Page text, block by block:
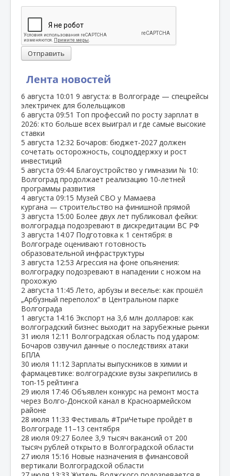
Лента новостей
6 августа 10:01 9 августа: в Волгограде — спецрейсы
электричек для болельщиков
6 августа 09:51 Топ профессий по росту зарплат в
2026: кто больше всех выиграл и где самые высокие
ставки
5 августа 12:32 Бочаров: бюджет‑2027 должен
сочетать осторожность, соцподдержку и рост
инвестиций
5 августа 09:44 Благоустройство у гимназии № 10:
Волгоград продолжает реализацию 10‑летней
программы развития
4 августа 09:15 Музей СВО у Мамаева
кургана — строительство на финишной прямой
3 августа 15:00 Более двух лет публиковал фейки:
волгоградца подозревают в дискредитации ВС РФ
3 августа 14:07 Подготовка к 1 сентября: в
Волгограде оценивают готовность
образовательной инфраструктуры
3 августа 12:53 Агрессия на фоне опьянения:
волгоградку подозревают в нападении с ножом на
прохожую
2 августа 11:45 Лето, арбузы и веселье: как прошёл
„Арбузный переполох“ в Центральном парке
Волгограда
1 августа 14:16 Экспорт на 3,6 млн долларов: как
волгоградский бизнес выходит на зарубежные рынки
31 июля 12:11 Волгоградская область под ударом:
Бочаров озвучил данные о последствиях атаки
БПЛА
30 июля 11:12 Зарплаты выпускников в химии и
фармацевтике: волгоградские вузы закрепились в
топ‑15 рейтинга
29 июля 17:46 Объявлен конкурс на ремонт моста
через Волго‑Донской канал в Красноармейском
районе
28 июля 11:33 Фестиваль #ТриЧетыре пройдёт в
Волгограде 11–13 сентября
28 июля 09:27 Более 3,9 тысяч вакансий от 200
тысяч рублей открыто в Волгоградской области
27 июля 15:16 Новые назначения в финансовой
вертикали Волгоградской области
Отправить